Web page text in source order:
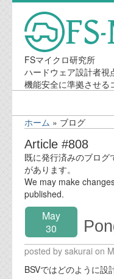
FSマイクロ研究所
ハードウェア設計者視
機能安全に準拠させる
ニュース
業務内容
会社案内
ホーム » ブログ
Article #808
既に発行済みのブログ
があります。
We may make
published.
May
30
posted by sakurai on
BSVではどのように設